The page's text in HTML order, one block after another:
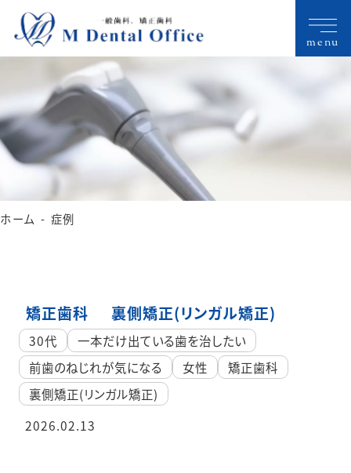
ホーム 症例
矯正歯科 裏側矯正(リンガル矯正)
30代
一本だけ出ている歯を治したい
前歯のねじれが気になる
女性
矯正歯科
裏側矯正(リンガル矯正)
2026.02.13
menu